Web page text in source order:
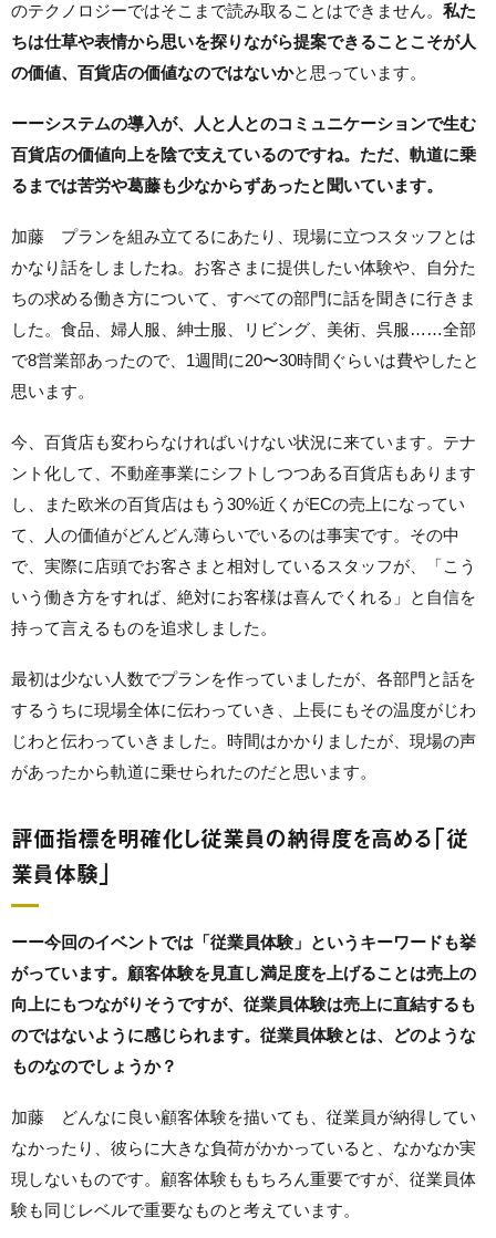
のテクノロジーではそこまで読み取ることはできません。 私た
ちは仕草や表情から思いを探りながら提案できることこそが人
の価値、百貨店の価値なのではないかと思っています。
ーーシステムの導入が、人と人とのコミュニケーションで生む
百貨店の価値向上を陰で支えているのですね。ただ、軌道に乗
るまでは苦労や葛藤も少なからずあったと聞いています。
加藤 プランを組み立てるにあたり、現場に立つスタッフとは
かなり話をしましたね。お客さまに提供したい体験や、自分た
ちの求める働き方について、すべての部門に話を聞きに行きま
した。食品、婦人服、紳士服、リビング、美術、呉服……全部
で8営業部あったので、1週間に20〜30時間ぐらいは費やしたと
思います。
今、百貨店も変わらなければいけない状況に来ています。テナ
ント化して、不動産事業にシフトしつつある百貨店もあります
し、また欧米の百貨店はもう30%近くがECの売上になってい
て、人の価値がどんどん薄らいでいるのは事実です。その中
で、実際に店頭でお客さまと相対しているスタッフが、「こう
いう働き方をすれば、絶対にお客様は喜んでくれる」と自信を
持って言えるものを追求しました。
最初は少ない人数でプランを作っていましたが、各部門と話を
するうちに現場全体に伝わっていき、上長にもその温度がじわ
じわと伝わっていきました。時間はかかりましたが、現場の声
があったから軌道に乗せられたのだと思います。
評価指標を明確化し従業員の納得度を高める「従
業員体験」
ーー今回のイベントでは「従業員体験」というキーワードも挙
がっています。顧客体験を見直し満足度を上げることは売上の
向上にもつながりそうですが、従業員体験は売上に直結するも
のではないように感じられます。従業員体験とは、どのような
ものなのでしょうか？
加藤 どんなに良い顧客体験を描いても、従業員が納得してい
なかったり、彼らに大きな負荷がかかっていると、なかなか実
現しないものです。顧客体験ももちろん重要ですが、従業員体
験も同じレベルで重要なものと考えています。